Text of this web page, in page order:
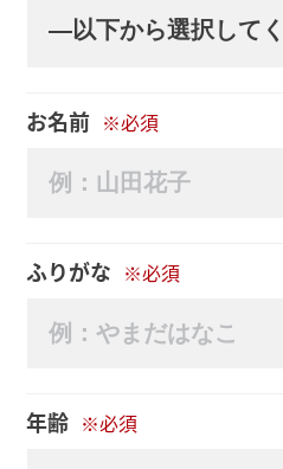
お名前 ※必須
ふりがな ※必須
年齢 ※必須